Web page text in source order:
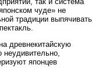
чуде» не
традиции выпячивать
древнекитайскую
японцев